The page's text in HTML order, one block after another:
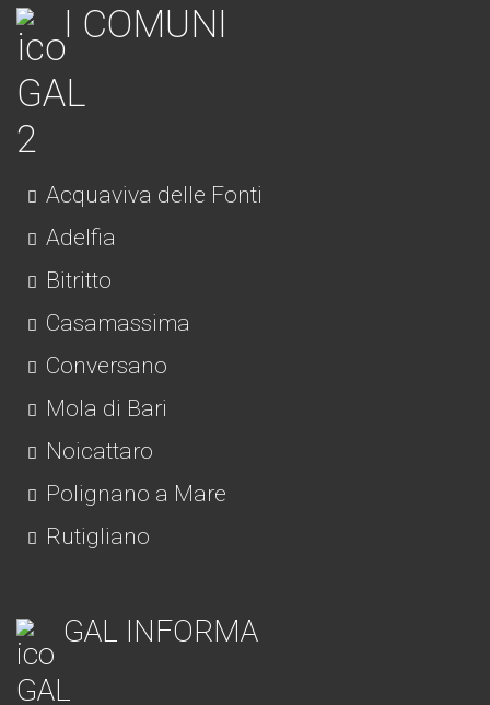
I COMUNI
Acquaviva delle Fonti
Adelfia
Bitritto
Casamassima
Conversano
Mola di Bari
Noicattaro
Polignano a Mare
Rutigliano
GAL INFORMA